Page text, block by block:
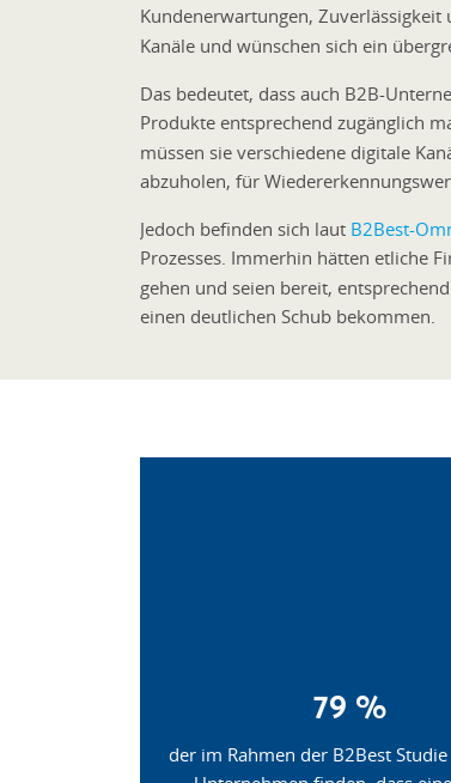
Kundenerwartungen, Zuverlässigkeit
Kanäle und wünschen sich ein
Das bedeutet, dass auch B2B-
Produkte entsprechend zugänglich
müssen sie verschiedene digitale
abzuholen, für
Jedoch befinden sich laut B2Best-
Prozesses. Immerhin hätten etliche
gehen und seien bereit,
einen deutlichen Schub bekommen.
79 %
der im Rahmen der B2Best